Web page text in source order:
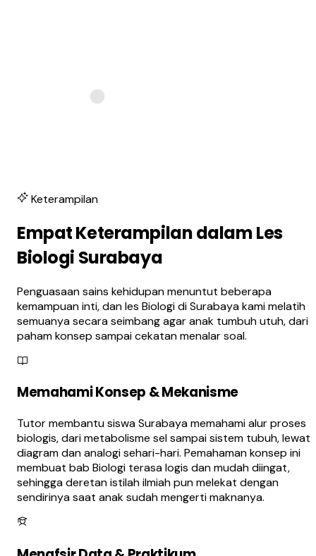
Keterampilan
Empat Keterampilan dalam Les
Biologi Surabaya
Penguasaan sains kehidupan menuntut beberapa
kemampuan inti, dan les Biologi di Surabaya kami melatih
semuanya secara seimbang agar anak tumbuh utuh, dari
paham konsep sampai cekatan menalar soal.
Memahami Konsep & Mekanisme
Tutor membantu siswa Surabaya memahami alur proses
biologis, dari metabolisme sel sampai sistem tubuh, lewat
diagram dan analogi sehari-hari. Pemahaman konsep ini
membuat bab Biologi terasa logis dan mudah diingat,
sehingga deretan istilah ilmiah pun melekat dengan
sendirinya saat anak sudah mengerti maknanya.